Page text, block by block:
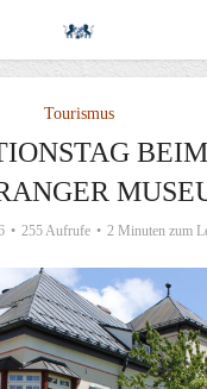
Tourismus
BEIM
255 Aufrufe 2 Minuten zum